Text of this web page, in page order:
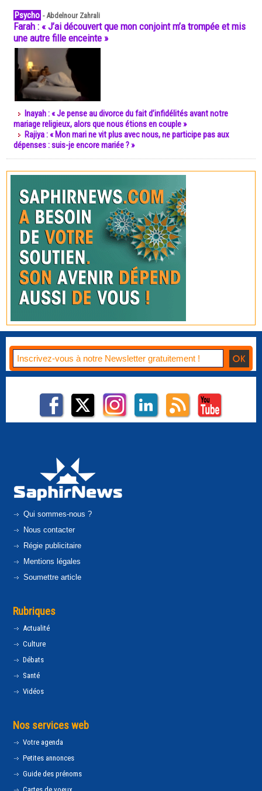
Psycho -Abdelnour Zahrali
Farah : « J’ai découvert que mon conjoint m’a trompée et mis
une autre fille enceinte »
Inayah : « Je pense au divorce du fait d’infidélités avant notre
mariage religieux, alors que nous étions en couple »
Rajiya : « Mon mari ne vit plus avec nous, ne participe pas aux
dépenses : suis-je encore mariée ? »
Qui sommes-nous ?
Nous contacter
Régie publicitaire
Mentions légales
Soumettre article
Rubriques
Actualité
Culture
Débats
Santé
Vidéos
Nos services web
Votre agenda
Petites annonces
Guide des prénoms